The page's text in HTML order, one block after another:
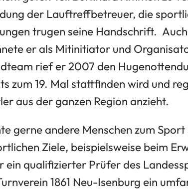
der Lauftreffbetreuer, die
trugen seine Handschrift.
er als Mitinitiator und
rief er 2007 den
zum 19. Mal stattfinden wird und
aus der ganzen Region anzieht.
gerne andere Menschen zum
Ziele, beispielsweise beim
ein qualifizierter Prüfer des
1861 Neu-Isenburg ein